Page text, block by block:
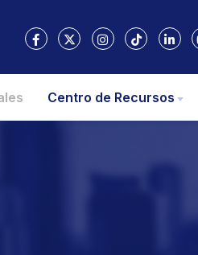
Centro de Recursos